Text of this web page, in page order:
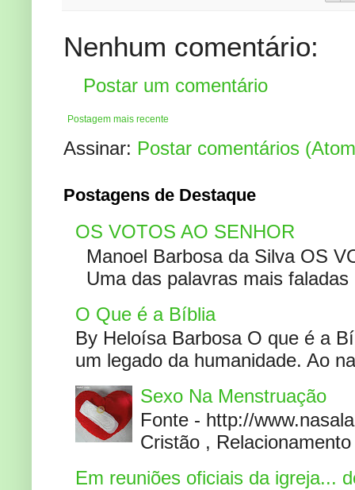
Nenhum comentário:
Postar um comentário
Postagem mais recente
Assinar: Postar comentários
Postagens de Destaque
OS VOTOS AO SENHOR
Manoel Barbosa da Silva OS
Uma das palavras mais
O Que é a Bíblia
By Heloísa Barbosa O que é a
um legado da humanidade. Ao
Sexo Na Menstruação
Fonte - http://
Cristão ,
Em reuniões oficiais da igreja...